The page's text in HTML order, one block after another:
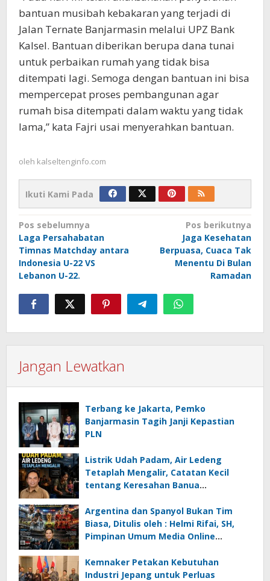
bantuan musibah kebakaran yang terjadi di
Jalan Ternate Banjarmasin melalui UPZ Bank
Kalsel. Bantuan diberikan berupa dana tunai
untuk perbaikan rumah yang tidak bisa
ditempati lagi. Semoga dengan bantuan ini bisa
mempercepat proses pembangunan agar
rumah bisa ditempati dalam waktu yang tidak
lama,” kata Fajri usai menyerahkan bantuan.
oleh kalseltenginfo.com
Ikuti Kami Pada
Navigasi
pos
Pos sebelumnya
Laga Persahabatan
Timnas Matchday antara
Indonesia U-22 VS
Lebanon U-22.
Pos berikutnya
Jaga Kesehatan
Berpuasa, Cuaca Tak
Menentu Di Bulan
Ramadan
Jangan Lewatkan
Terbang ke Jakarta, Pemko
Banjarmasin Tagih Janji Kepastian
PLN
Listrik Udah Padam, Air Ledeng
Tetaplah Mengalir, Catatan Kecil
tentang Keresahan Banua
Ancaman Lingkungan, Oleh : Helmi
Rifai, SH
Argentina dan Spanyol Bukan Tim
Biasa, Ditulis oleh : Helmi Rifai, SH,
Pimpinan Umum Media Online
Kemnaker Petakan Kebutuhan
Industri Jepang untuk Perluas